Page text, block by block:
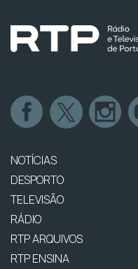
NOTÍCIAS
DESPORTO
TELEVISÃO
RÁDIO
RTP ARQUIVOS
RTP ENSINA